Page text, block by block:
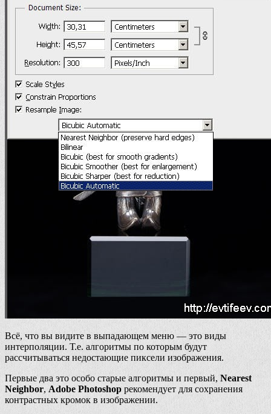
Всё, что вы видите в выпадающем меню — это виды
интерполяции. Т.е. алгоритмы по которым будут
рассчитываться недостающие пиксели изображения.
Первые два это особо старые алгоритмы и первый, Nearest
Neighbor, Adobe Photoshop рекомендует для сохранения
контрастных кромок в изображении.